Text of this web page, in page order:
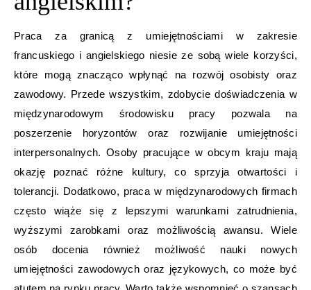
Praca za granicą z umiejętnościami w zakresie
francuskiego i angielskiego niesie ze sobą wiele korzyści,
które mogą znacząco wpłynąć na rozwój osobisty oraz
zawodowy. Przede wszystkim, zdobycie doświadczenia w
międzynarodowym środowisku pracy pozwala na
poszerzenie horyzontów oraz rozwijanie umiejętności
interpersonalnych. Osoby pracujące w obcym kraju mają
okazję poznać różne kultury, co sprzyja otwartości i
tolerancji. Dodatkowo, praca w międzynarodowych firmach
często wiąże się z lepszymi warunkami zatrudnienia,
wyższymi zarobkami oraz możliwością awansu. Wiele
osób docenia również możliwość nauki nowych
umiejętności zawodowych oraz językowych, co może być